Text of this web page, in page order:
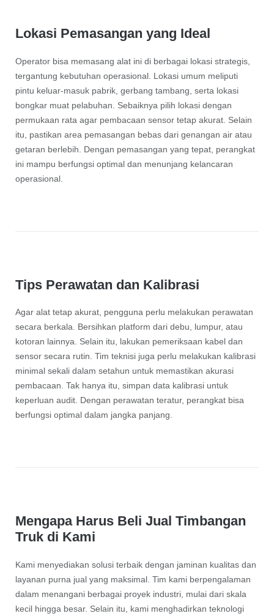
Lokasi Pemasangan yang Ideal
Operator bisa memasang alat ini di berbagai lokasi strategis,
tergantung kebutuhan operasional. Lokasi umum meliputi
pintu keluar-masuk pabrik, gerbang tambang, serta lokasi
bongkar muat pelabuhan. Sebaiknya pilih lokasi dengan
permukaan rata agar pembacaan sensor tetap akurat. Selain
itu, pastikan area pemasangan bebas dari genangan air atau
getaran berlebih. Dengan pemasangan yang tepat, perangkat
ini mampu berfungsi optimal dan menunjang kelancaran
operasional.
Tips Perawatan dan Kalibrasi
Agar alat tetap akurat, pengguna perlu melakukan perawatan
secara berkala. Bersihkan platform dari debu, lumpur, atau
kotoran lainnya. Selain itu, lakukan pemeriksaan kabel dan
sensor secara rutin. Tim teknisi juga perlu melakukan kalibrasi
minimal sekali dalam setahun untuk memastikan akurasi
pembacaan. Tak hanya itu, simpan data kalibrasi untuk
keperluan audit. Dengan perawatan teratur, perangkat bisa
berfungsi optimal dalam jangka panjang.
Mengapa Harus Beli Jual Timbangan
Truk di Kami
Kami menyediakan solusi terbaik dengan jaminan kualitas dan
layanan purna jual yang maksimal. Tim kami berpengalaman
dalam menangani berbagai proyek industri, mulai dari skala
kecil hingga besar. Selain itu, kami menghadirkan teknologi